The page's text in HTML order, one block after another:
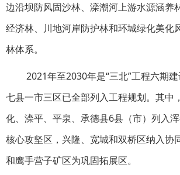
边沿坝防风固沙林、滦潮河上游水源涵养
经济林、川地河岸防护林和环城绿化美化
林体系。
2021年至2030年是“三北”工程六期
七县一市三区已全部列入工程规划。其中
化、滦平、平泉、承德县6县（市）列入
核心攻坚区，兴隆、宽城和双桥区纳入协
和鹰手营子矿区为巩固拓展区。